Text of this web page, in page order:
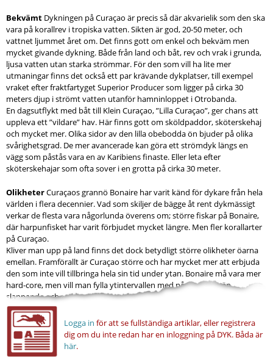
Bekvämt Dykningen på Curaçao är precis så där akvarielik som den ska
vara på korallrev i tropiska vatten. Sikten är god, 20-50 meter, och
vattnet ljummet året om. Det finns gott om enkel och bekväm men
mycket givande dykning. Både från land och båt, rev och vrak i grunda,
ljusa vatten utan starka strömmar. För den som vill ha lite mer
utmaningar finns det också ett par krävande dykplatser, till exempel
vraket efter fraktfartyget Superior Producer som ligger på cirka 30
meters djup i strömt vatten utanför hamninloppet i Otrobanda.
En dagsutflykt med båt till Klein Curaçao, ”Lilla Curaçao”, ger chans att
uppleva ett ”vildare” hav. Här finns gott om sköldpaddor, sköterskehaj
och mycket mer. Olika sidor av den lilla obebodda ön bjuder på olika
svårighetsgrad. De mer avancerade kan göra ett strömdyk längs en
vägg som påstås vara en av Karibiens finaste. Eller leta efter
sköterskehajar som ofta sover i en grotta på cirka 30 meter.
OlikheterCuraçaos grannö Bonaire har varit känd för dykare från hela
världen i flera decennier. Vad som skiljer de bägge åt rent dykmässigt
verkar de flesta vara någorlunda överens om; större fiskar på Bonaire,
där harpunfisket har varit förbjudet mycket längre. Men fler korallarter
på Curaçao.
Kliver man upp på land finns det dock betydligt större olikheter öarna
emellan. Framförallt är Curaçao större och har mycket mer att erbjuda
den som inte vill tillbringa hela sin tid under ytan. Bonaire må vara mer
hard-core, men vill man fylla ytintervallen med något annat än
slappande och...
Logga in för att se fullständiga artiklar, eller registrera
dig om du inte redan har en inloggning på DYK. Båda är
här.